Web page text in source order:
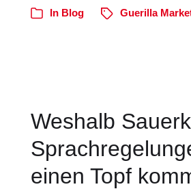
In Blog Guerilla
Weshalb
einen Topf